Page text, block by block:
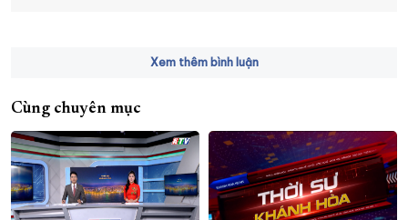
Xem thêm bình luận
Cùng chuyên mục